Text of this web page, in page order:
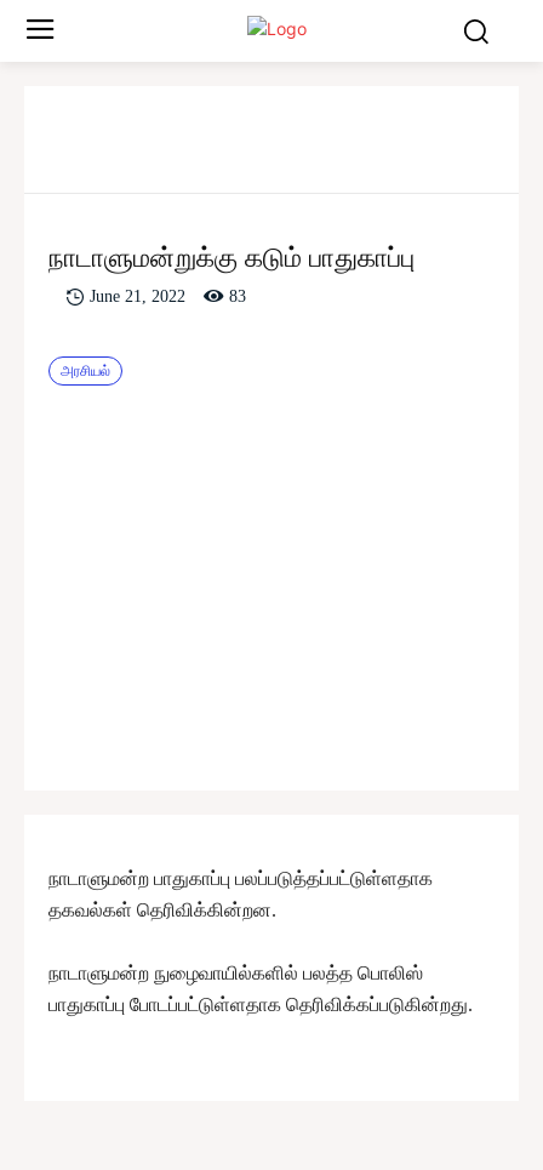
நாடாளுமன்றுக்கு கடும் பாதுகாப்பு
June 21, 2022 83
அரசியல்
நாடாளுமன்ற பாதுகாப்பு பலப்படுத்தப்பட்டுள்ளதாக
தகவல்கள் தெரிவிக்கின்றன.
நாடாளுமன்ற நுழைவாயில்களில் பலத்த பொலிஸ்
பாதுகாப்பு போடப்பட்டுள்ளதாக தெரிவிக்கப்படுகின்றது.